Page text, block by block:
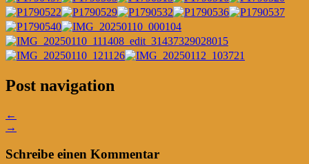
Post navigation
←
→
Schreibe einen Kommentar